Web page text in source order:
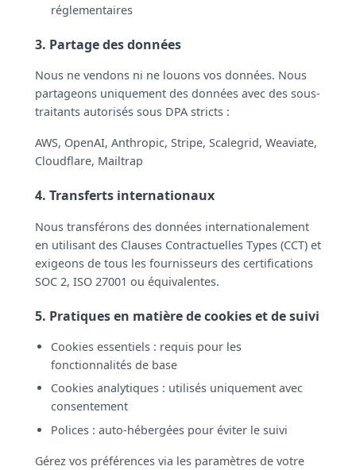
réglementaires
3. Partage des données
Nous ne vendons ni ne louons vos données. Nous
partageons uniquement des données avec des sous-
traitants autorisés sous DPA stricts :
AWS, OpenAI, Anthropic, Stripe, Scalegrid, Weaviate,
Cloudflare, Mailtrap
4. Transferts internationaux
Nous transférons des données internationalement
en utilisant des Clauses Contractuelles Types (CCT) et
exigeons de tous les fournisseurs des certifications
SOC 2, ISO 27001 ou équivalentes.
5. Pratiques en matière de cookies et de suivi
Cookies essentiels : requis pour les
fonctionnalités de base
Cookies analytiques : utilisés uniquement avec
consentement
Polices : auto-hébergées pour éviter le suivi
Gérez vos préférences via les paramètres de votre